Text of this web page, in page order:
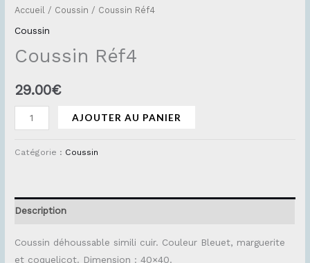
Accueil / Coussin / Coussin Réf4
Coussin
Coussin Réf4
29.00€
AJOUTER AU PANIER
Catégorie : Coussin
Description
Coussin déhoussable simili cuir. Couleur Bleuet, marguerite
et coquelicot. Dimension : 40×40.